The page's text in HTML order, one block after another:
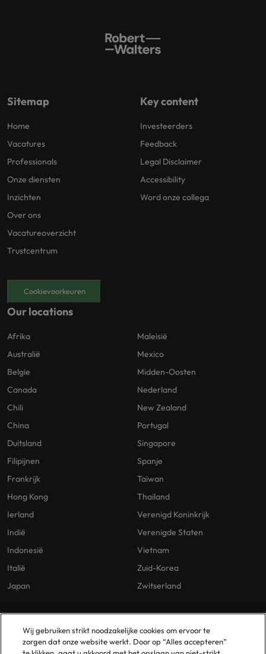
Sitemap
Home
Vacatures
Professionals
Onze diensten
Inzichten
Over ons
Vacatureoverzicht
Trustcentrum
Key content
Investeerders
Feedback
Legal Disclaimer
Accessibility
Word onze collega
Cookievoorkeuren
Our locations
Afrika
Australië
Belgie
Canada
Chili
China
Duitsland
Filipijnen
Frankrijk
Hong Kong
Ierland
Indië
Indonesië
Italië
Japan
Maleisië
Mexico
Midden-Oosten
Nederland
New Zealand
Portugal
Singapore
Spanje
Taiwan
Thailand
Verenigd Koninkrijk
Verenigde Staten
Vietnam
Zuid-Korea
Zwitserland
Our Policies
Privacybeleid
Vestigingen
Amsterdam
Wij gebruiken strikt noodzakelijke cookies om ervoor te
zorgen dat onze website werkt. Door op “Alles accepteren”